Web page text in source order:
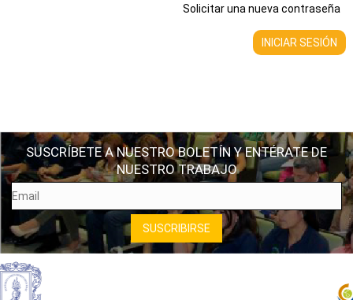
Solicitar una nueva contraseña
SUSCRÍBETE A NUESTRO BOLETÍN Y ENTÉRATE DE
NUESTRO TRABAJO